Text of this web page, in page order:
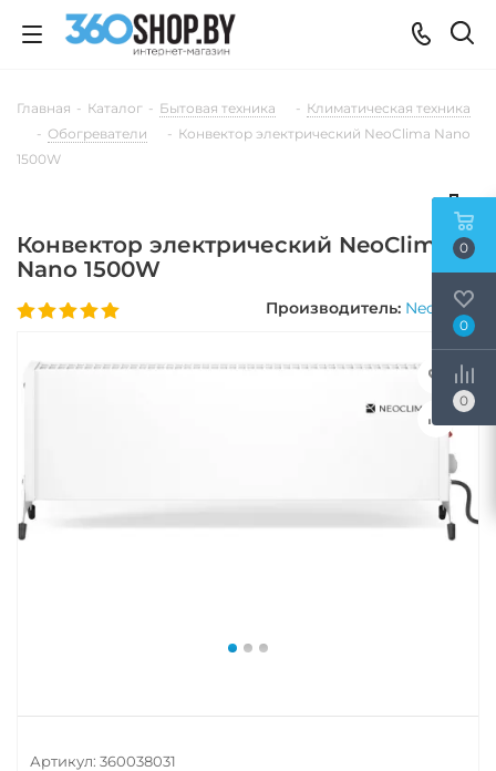
Главная - Каталог - Бытовая техника - Климатическая техника
- Обогреватели - Конвектор электрический NeoClima Nano
1500W
Конвектор электрический NeoClima
Nano 1500W
Производитель: Neoclima
Артикул: 360038031
0
0
0